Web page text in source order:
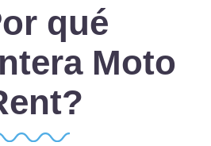
qué
Moto